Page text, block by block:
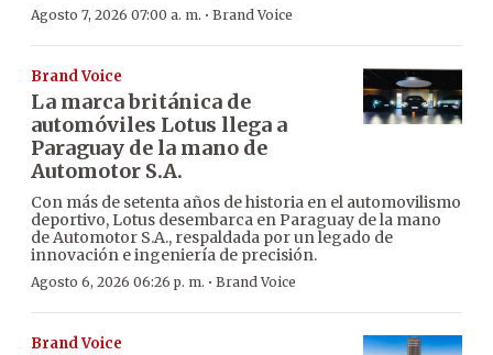
Agosto 7, 2026 07:00 a. m. · Brand Voice
Brand Voice
La marca británica de
automóviles Lotus llega a
Paraguay de la mano de
Automotor S.A.
Con más de setenta años de historia en el automovilismo
deportivo, Lotus desembarca en Paraguay de la mano
de Automotor S.A., respaldada por un legado de
innovación e ingeniería de precisión.
Agosto 6, 2026 06:26 p. m. · Brand Voice
Brand Voice